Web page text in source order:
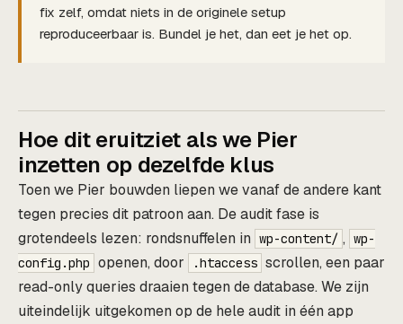
fix zelf, omdat niets in de originele setup
reproduceerbaar is. Bundel je het, dan eet je het op.
Hoe dit eruitziet als we Pier
inzetten op dezelfde klus
Toen we Pier bouwden liepen we vanaf de andere kant
tegen precies dit patroon aan. De audit fase is
grotendeels lezen: rondsnuffelen in wp-content/ , wp-
config.php openen, door .htaccess scrollen, een paar
read-only queries draaien tegen de database. We zijn
uiteindelijk uitgekomen op de hele audit in één app